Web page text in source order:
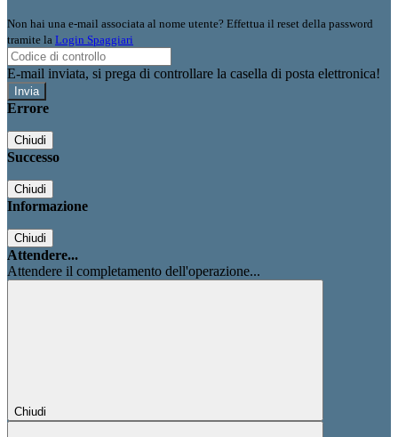
Non hai una e-mail associata al nome utente? Effettua il reset della password
tramite la Login Spaggiari
E-mail inviata, si prega di controllare la casella di posta elettronica!
Errore
Chiudi
Successo
Chiudi
Informazione
Chiudi
Attendere...
Attendere il completamento dell'operazione...
Chiudi